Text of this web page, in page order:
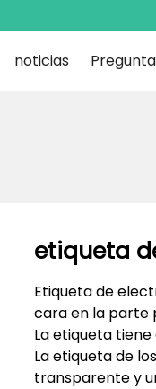
noticias
etiqueta
Etiqueta de
cara en la parte
La etiqueta
La etiqueta de
transparente y